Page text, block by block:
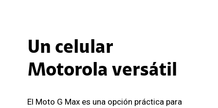
Un celular
Motorola versátil
El Moto G Max es una opción práctica para